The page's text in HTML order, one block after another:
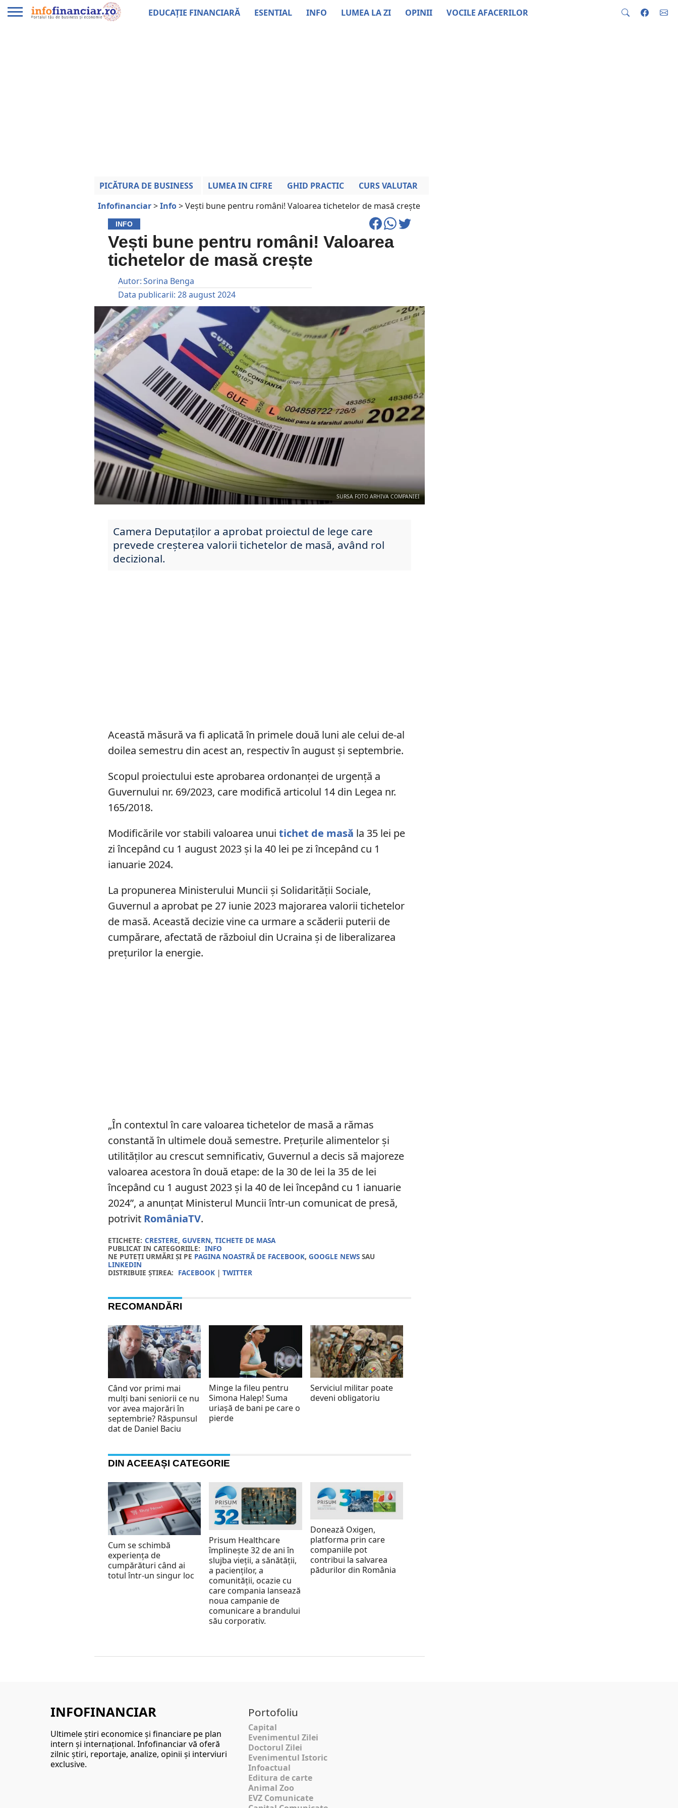
EDUCAȚIE FINANCIARĂ ESENTIAL INFO LUMEA LA ZI OPINII VOCILE AFACERILOR
PICĂTURA DE BUSINESS LUMEA IN CIFRE GHID PRACTIC
CURS VALUTAR
Infofinanciar>Info>Vești bune pentru români! Valoarea tichetelor de masă crește
INFO
Vești bune pentru români! Valoarea
tichetelor de masă crește
Autor:Sorina Benga
Data publicarii: 28 august 2024
SURSA FOTO ARHIVA COMPANIEI
Camera Deputaților a aprobat proiectul de lege care
prevede creșterea valorii tichetelor de masă, având rol
decizional.
Această măsură va fi aplicată în primele două luni ale celui de-al
doilea semestru din acest an, respectiv în august și septembrie.
Scopul proiectului este aprobarea ordonanței de urgență a
Guvernului nr. 69/2023, care modifică articolul 14 din Legea nr.
165/2018.
Modificările vor stabili valoarea unuitichet de masă la 35 lei pe
zi începând cu 1 august 2023 și la 40 lei pe zi începând cu 1
ianuarie 2024.
La propunerea Ministerului Muncii și Solidarității Sociale,
Guvernul a aprobat pe 27 iunie 2023 majorarea valorii tichetelor
de masă. Această decizie vine ca urmare a scăderii puterii de
cumpărare, afectată de războiul din Ucraina și de liberalizarea
prețurilor la energie.
„În contextul în care valoarea tichetelor de masă a rămas
constantă în ultimele două semestre. Prețurile alimentelor și
utilităților au crescut semnificativ, Guvernul a decis să majoreze
valoarea acestora în două etape: de la 30 de lei la 35 de lei
începând cu 1 august 2023 și la 40 de lei începând cu 1 ianuarie
2024”, a anunțat Ministerul Muncii într-un comunicat de presă,
potrivit RomâniaTV.
ETICHETE: CRESTERE,GUVERN,TICHETE DE MASA
PUBLICAT IN CATEGORIILE: INFO
NE PUTEȚI URMĂRI ȘI PE PAGINA NOASTRĂ DE FACEBOOK,GOOGLE NEWS SAU
LINKEDIN
DISTRIBUIE ȘTIREA: FACEBOOK |TWITTER
RECOMANDĂRI
Când vor primi mai
mulți bani seniorii ce nu
vor avea majorări în
septembrie? Răspunsul
dat de Daniel Baciu
Minge la fileu pentru
Simona Halep! Suma
uriașă de bani pe care o
pierde
Serviciul militar poate
deveni obligatoriu
DIN ACEEAȘI CATEGORIE
Cum se schimbă
experiența de
cumpărături când ai
totul într-un singur loc
Prisum Healthcare
împlinește 32 de ani în
slujba vieții, a sănătății,
a pacienților, a
comunității, ocazie cu
care compania lansează
noua campanie de
comunicare a brandului
său corporativ.
Donează Oxigen,
platforma prin care
companiile pot
contribui la salvarea
pădurilor din România
INFOFINANCIAR
Ultimele ştiri economice şi financiare pe plan
intern şi internaţional. Infofinanciar vă oferă
zilnic ştiri, reportaje, analize, opinii şi interviuri
exclusive.
Portofoliu
Capital
Evenimentul Zilei
Doctorul Zilei
Evenimentul Istoric
Infoactual
Editura de carte
Animal Zoo
EVZ Comunicate